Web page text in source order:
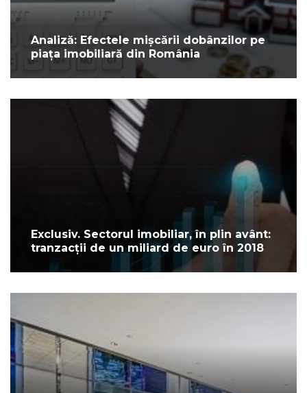
Analiză: Efectele mișcării dobânzilor pe
piața imobiliară din România
Exclusiv. Sectorul imobiliar, în plin avânt:
tranzacții de un miliard de euro în 2018